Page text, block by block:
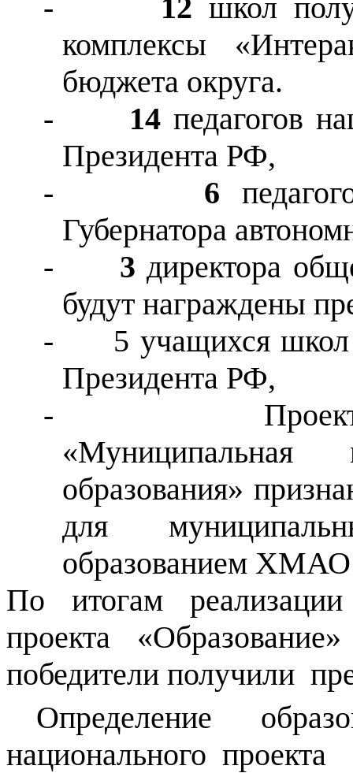
-
12 школ
комплексы
бюджета округа.
-
14 педагогов
Президента РФ,
-
6
Губернатора
-
3 директора
будут награждены
-
5 учащихся
Президента РФ,
-
образования»
для
образованием
По итогам реализации
проекта
победители получили
Определение
национального